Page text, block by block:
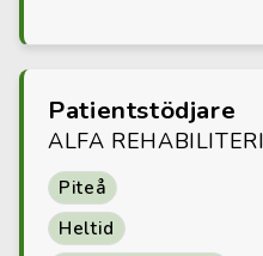
Patientstödjare
ALFA
Piteå
Heltid